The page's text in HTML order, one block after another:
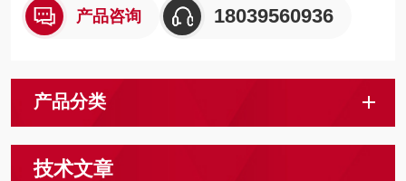
产品咨询 18039560936
产品分类
技术文章